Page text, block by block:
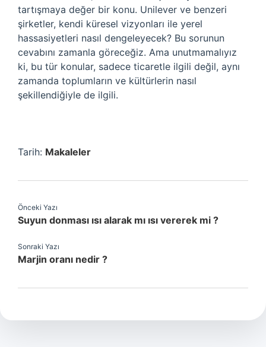
tartışmaya değer bir konu. Unilever ve benzeri
şirketler, kendi küresel vizyonları ile yerel
hassasiyetleri nasıl dengeleyecek? Bu sorunun
cevabını zamanla göreceğiz. Ama unutmamalıyız
ki, bu tür konular, sadece ticaretle ilgili değil, aynı
zamanda toplumların ve kültürlerin nasıl
şekillendiğiyle de ilgili.
Tarih: Makaleler
Önceki Yazı
Suyun donması ısı alarak mı ısı vererek mi ?
Sonraki Yazı
Marjin oranı nedir ?